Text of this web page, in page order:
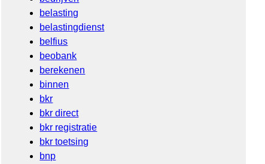
belasting
belastingdienst
belfius
beobank
berekenen
binnen
bkr
bkr direct
bkr registratie
bkr toetsing
bnp